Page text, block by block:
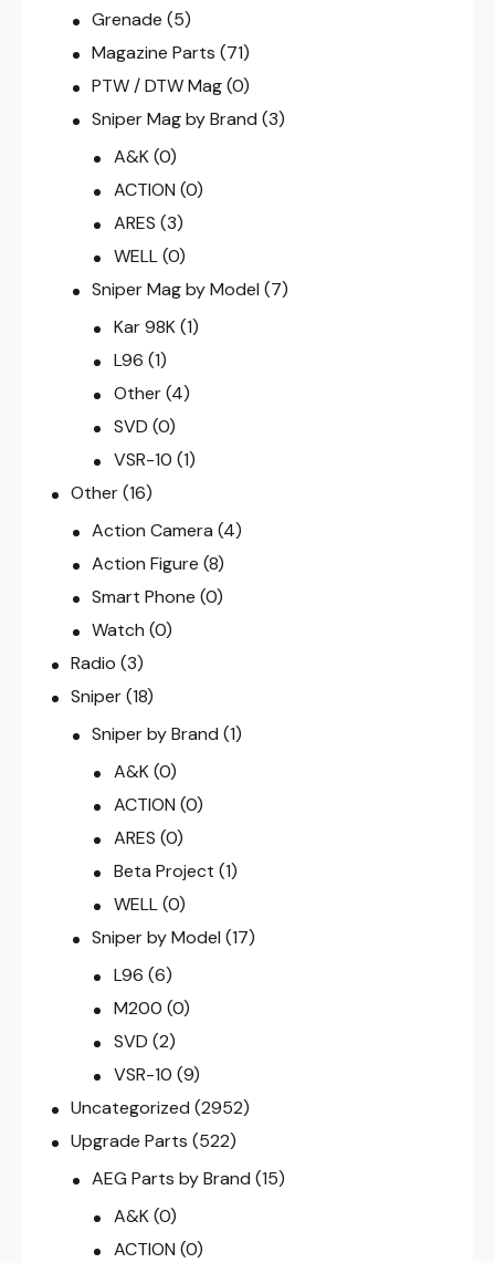
Grenade (5)
Magazine Parts (71)
PTW / DTW Mag (0)
Sniper Mag by Brand (3)
A&K (0)
ACTION (0)
ARES (3)
WELL (0)
Sniper Mag by Model (7)
Kar 98K (1)
L96 (1)
Other (4)
SVD (0)
VSR-10 (1)
Other(16)
Action Camera (4)
Action Figure (8)
Smart Phone (0)
Watch (0)
Radio (3)
Sniper(18)
Sniper by Brand (1)
A&K (0)
ACTION (0)
ARES (0)
Beta Project (1)
WELL (0)
Sniper by Model (17)
L96 (6)
M200 (0)
SVD (2)
VSR-10 (9)
Uncategorized (2952)
Upgrade Parts (522)
AEG Parts by Brand (15)
A&K (0)
ACTION (0)